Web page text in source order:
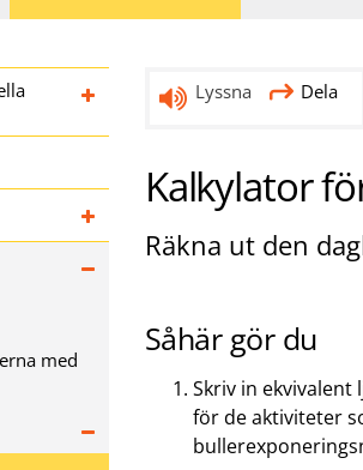
med
Lyssna Dela
Kalkylator
Räkna ut den
Såhär gör du
Skriv in
för de aktiviteter